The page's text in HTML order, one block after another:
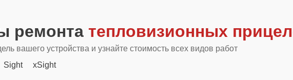
ремонта тепловизионных
вашего устройства и узнайте стоимость всех видов работ
Sight xSight